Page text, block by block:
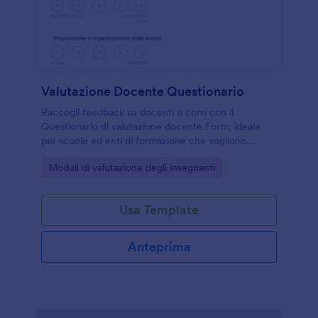
Valutazione Docente Questionario
Raccogli feedback su docenti e corsi con il
Questionario di valutazione docente Form, ideale
per scuole ed enti di formazione che vogliono
data collection online.
Go to Category:
Moduli di valutazione degli insegnanti
Usa Template
Anteprima